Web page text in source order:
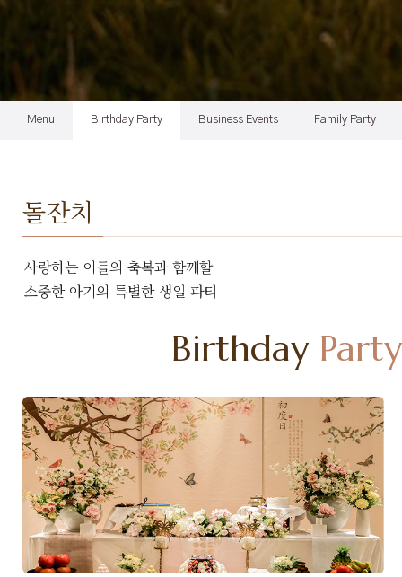
Menu Birthday Party Business Events Family Party
돌잔치
사랑하는 이들의 축복과 함께할
소중한 아기의 특별한 생일 파티
Birthday Party